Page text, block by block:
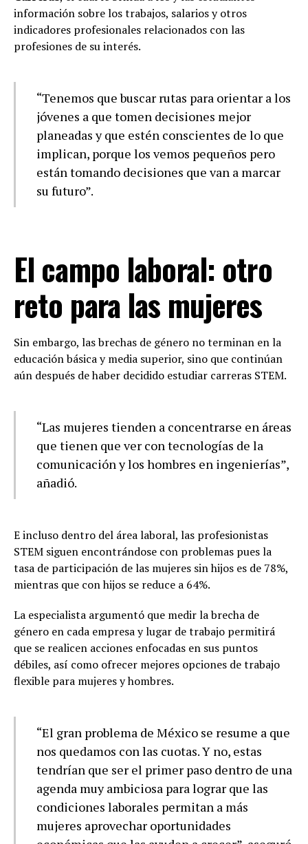
información sobre los trabajos, salarios y otros
indicadores profesionales relacionados con las
profesiones de su interés.
“Tenemos que buscar rutas para orientar a los
jóvenes a que tomen decisiones mejor
planeadas y que estén conscientes de lo que
implican, porque los vemos pequeños pero
están tomando decisiones que van a marcar
su futuro”.
El campo laboral: otro
reto para las mujeres
Sin embargo, las brechas de género no terminan en la
educación básica y media superior, sino que continúan
aún después de haber decidido estudiar carreras STEM.
“Las mujeres tienden a concentrarse en áreas
que tienen que ver con tecnologías de la
comunicación y los hombres en ingenierías”,
añadió.
E incluso dentro del área laboral, las profesionistas
STEM siguen encontrándose con problemas pues la
tasa de participación de las mujeres sin hijos es de 78%,
mientras que con hijos se reduce a 64%.
La especialista argumentó que medir la brecha de
género en cada empresa y lugar de trabajo permitirá
que se realicen acciones enfocadas en sus puntos
débiles, así como ofrecer mejores opciones de trabajo
flexible para mujeres y hombres.
“El gran problema de México se resume a que
nos quedamos con las cuotas. Y no, estas
tendrían que ser el primer paso dentro de una
agenda muy ambiciosa para lograr que las
condiciones laborales permitan a más
mujeres aprovechar oportunidades